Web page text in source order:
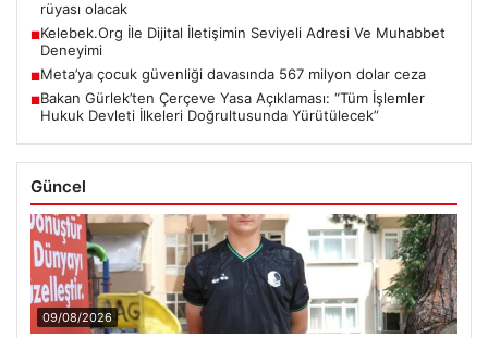
rüyası olacak
■Kelebek.Org İle Dijital İletişimin Seviyeli Adresi Ve Muhabbet
Deneyimi
■Meta’ya çocuk güvenliği davasında 567 milyon dolar ceza
■Bakan Gürlek’ten Çerçeve Yasa Açıklaması: “Tüm İşlemler
Hukuk Devleti İlkeleri Doğrultusunda Yürütülecek”
Güncel
09/08/2026